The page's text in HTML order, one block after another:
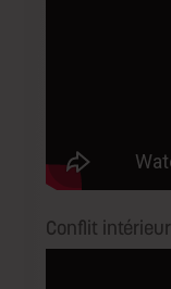
Conflit intérieur